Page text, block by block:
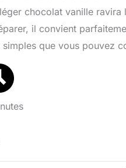
chocolat vanille
il convient
simples que vous pouvez